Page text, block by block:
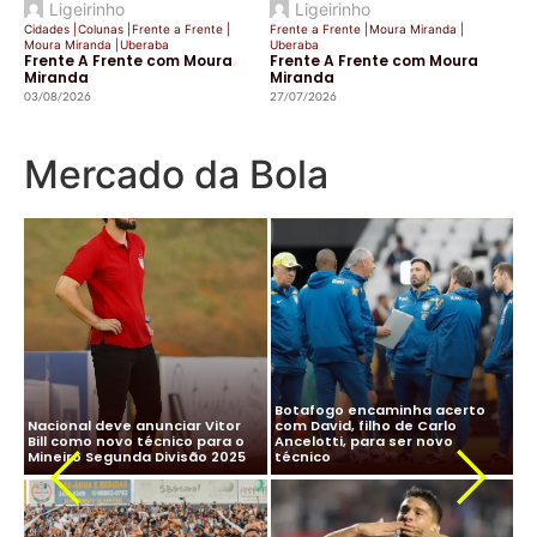
Ligeirinho
Cidades Colunas Frente a Frente
Moura Miranda
Uberaba
Frente A Frente com Moura
Miranda
03/08/2026
Ligeirinho
Frente a Frente Moura Miranda
Uberaba
Frente A Frente com Moura
Miranda
27/07/2026
Mercado da Bola
CBF desiste de Ancelotti:
salário milionário na Arábia e
impasse com Real Madrid
travam negociação
Ancelotti diz “sim” à Seleção
Brasileira e CBF finaliza
detalhes para oficializar
acordo